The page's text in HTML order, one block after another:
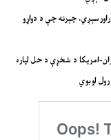
چېرته چې د دواړو
امریکا د شخړې د حل لپاره
لوبوي